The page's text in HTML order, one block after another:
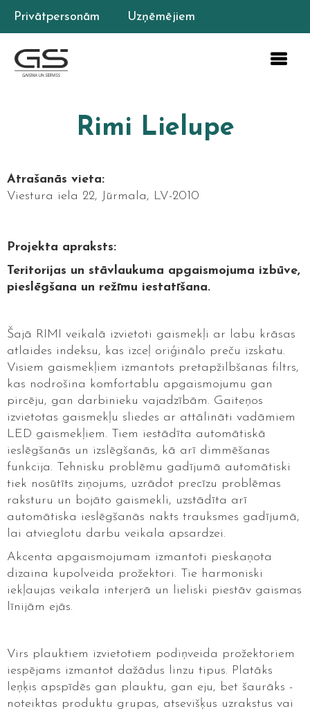
Privātpersonām Uzņēmējiem
Rimi Lielupe
Atrašanās vieta:
Viestura iela 22, Jūrmala, LV-2010
Projekta apraksts:
Teritorijas un stāvlaukuma apgaismojuma izbūve,
pieslēgšana un režīmu iestatīšana.
Šajā RIMI veikalā izvietoti gaismekļi ar labu krāsas
atlaides indeksu, kas izceļ oriģinālo preču izskatu.
Visiem gaismekļiem izmantots pretapžilbšanas filtrs,
kas nodrošina komfortablu apgaismojumu gan
pircēju, gan darbinieku vajadzībām. Gaiteņos
izvietotas gaismekļu sliedes ar attālināti vadāmiem
LED gaismekļiem. Tiem iestādīta automātiskā
ieslēgšanās un izslēgšanās, kā arī dimmēšanas
funkcija. Tehnisku problēmu gadījumā automātiski
tiek nosūtīts ziņojums, uzrādot precīzu problēmas
raksturu un bojāto gaismekli, uzstādīta arī
automātiska ieslēgšanās nakts trauksmes gadījumā,
lai atvieglotu darbu veikala apsardzei.
Akcenta apgaismojumam izmantoti pieskaņota
dizaina kupolveida prožektori. Tie harmoniski
iekļaujas veikala interjerā un lieliski piestāv gaismas
līnijām ejās.
Virs plauktiem izvietotiem podiņveida prožektoriem
iespējams izmantot dažādus linzu tipus. Platāks
leņķis apspīdēs gan plauktu, gan eju, bet šaurāks -
noteiktas produktu grupas, atsevišķus uzrakstus vai